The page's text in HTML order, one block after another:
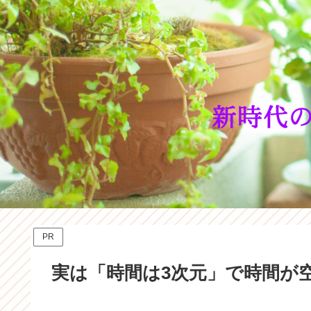
PR
実は「時間は3次元」で時間が